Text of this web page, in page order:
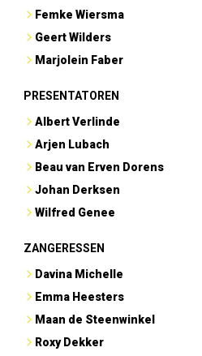
Femke Wiersma
Geert Wilders
Marjolein Faber
PRESENTATOREN
Albert Verlinde
Arjen Lubach
Beau van Erven Dorens
Johan Derksen
Wilfred Genee
ZANGERESSEN
Davina Michelle
Emma Heesters
Maan de Steenwinkel
Roxy Dekker